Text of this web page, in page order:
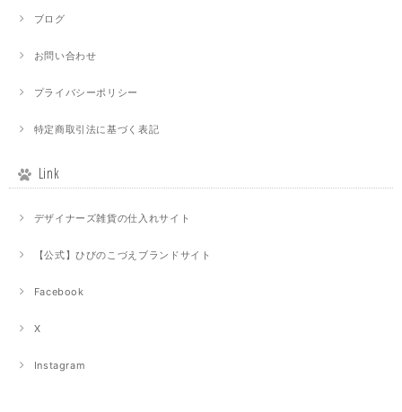
ブログ
お問い合わせ
プライバシーポリシー
特定商取引法に基づく表記
Link
デザイナーズ雑貨の仕入れサイト
【公式】ひびのこづえブランドサイト
Facebook
X
Instagram